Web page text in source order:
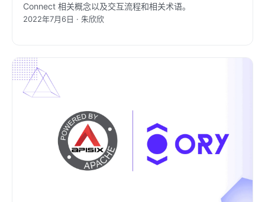
Connect 相关概念以及交互流程和相关术语。
2022年7月6日 · 朱欣欣